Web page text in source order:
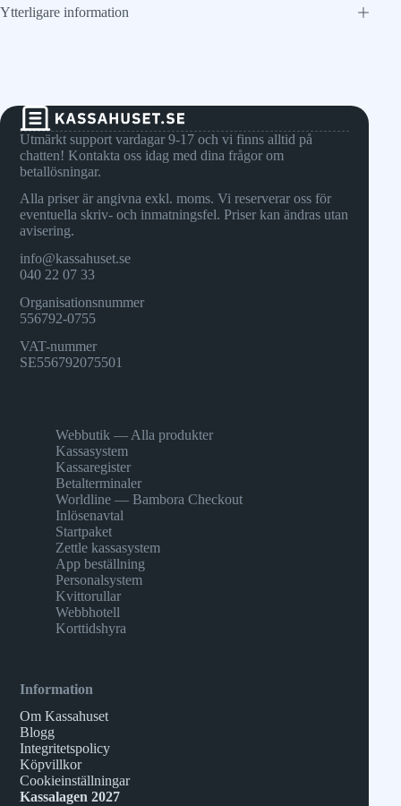
Ytterligare information
Utmärkt support vardagar 9-17 och vi finns alltid på
chatten! Kontakta oss idag med dina frågor om
betallösningar.
Alla priser är angivna exkl. moms. Vi reserverar oss för
eventuella skriv- och inmatningsfel. Priser kan ändras utan
avisering.
info@kassahuset.se
040 22 07 33
Organisationsnummer
556792-0755
VAT-nummer
SE556792075501
Webbutik — Alla produkter
Kassasystem
Kassaregister
Betalterminaler
Worldline — Bambora Checkout
Inlösenavtal
Startpaket
Zettle kassasystem
App beställning
Personalsystem
Kvittorullar
Webbhotell
Korttidshyra
Information
Om Kassahuset
Blogg
Integritetspolicy
Köpvillkor
Cookieinställningar
Kassalagen 2027